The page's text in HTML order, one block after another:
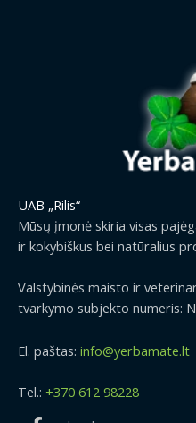
UAB „Rilis“
Mūsų įmonė skiria visas
ir kokybiškus bei natūralius
Valstybinės maisto ir
tvarkymo subjekto numeris:
El. paštas: info@yerbamate.lt
Tel.: +370 612 98228